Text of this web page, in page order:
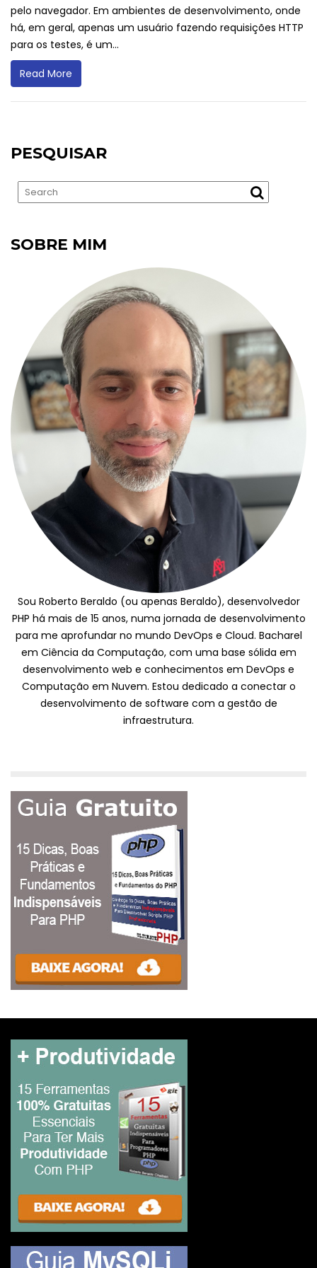
pelo navegador. Em ambientes de desenvolvimento, onde
há, em geral, apenas um usuário fazendo requisições HTTP
para os testes, é um...
Read More
PESQUISAR
SOBRE MIM
Sou Roberto Beraldo (ou apenas Beraldo), desenvolvedor
PHP há mais de 15 anos, numa jornada de desenvolvimento
para me aprofundar no mundo DevOps e Cloud. Bacharel
em Ciência da Computação, com uma base sólida em
desenvolvimento web e conhecimentos em DevOps e
Computação em Nuvem. Estou dedicado a conectar o
desenvolvimento de software com a gestão de
infraestrutura.